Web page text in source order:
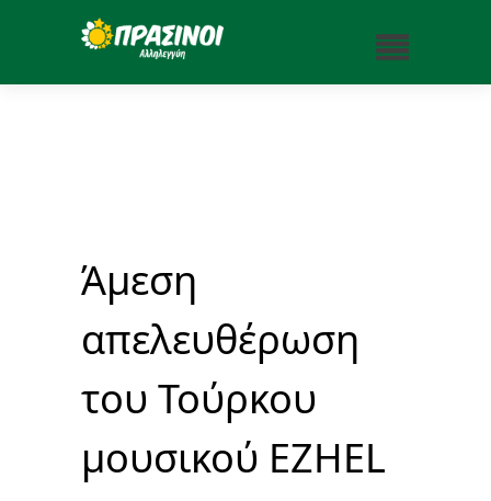
Άμεση
απελευθέρωση
του Τούρκου
μουσικού EZHEL